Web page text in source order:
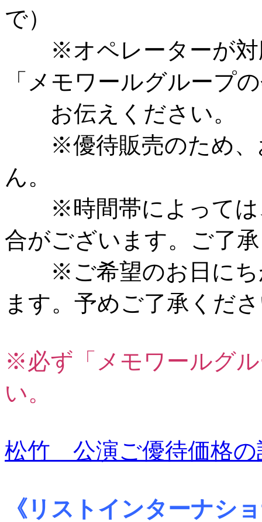
で
※オペレーターが対
「メモワールグループ
お伝えください。
※優待販売のため、
ん。
※時間帯によっては
合がございます。ご了
※ご希望のお日にち
ます。予めご了承くだ
※必ず「メモワールグ
い。
松竹 公演ご優待価格
《リストインターナシ